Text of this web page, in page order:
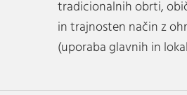
tradicionalnih obrti,
in trajnosten način z
(uporaba glavnih in